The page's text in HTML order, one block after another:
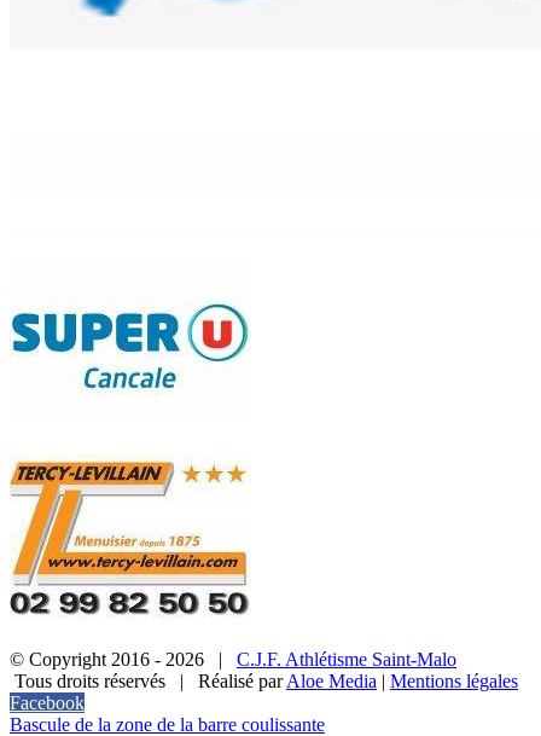
© Copyright 2016 - 2026 | C.J.F. Athlétisme Saint-Malo
Tous droits réservés | Réalisé parAloe Media | Mentions légales
Facebook
Bascule de la zone de la barre coulissante